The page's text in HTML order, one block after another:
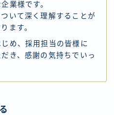
業様です。
いて深く理解することが
ます。
め、採用担当の皆様に
き、感謝の気持ちでいっ